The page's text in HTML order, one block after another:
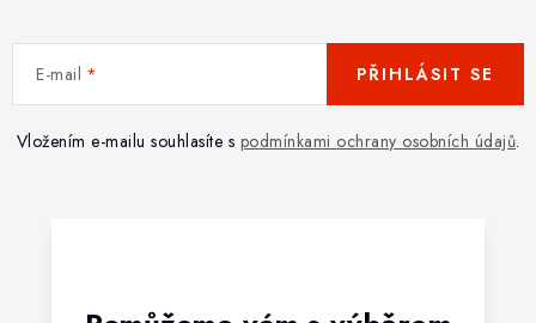
E-mail
Vložením e-mailu souhlasíte s podmínkami ochrany osobních údajů.
PŘIHLÁSIT SE